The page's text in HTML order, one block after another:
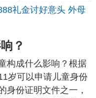
礼金讨好意头 外母
？
构成什么影响？根据
岁可以申请儿童身份
身份证明文件之一，